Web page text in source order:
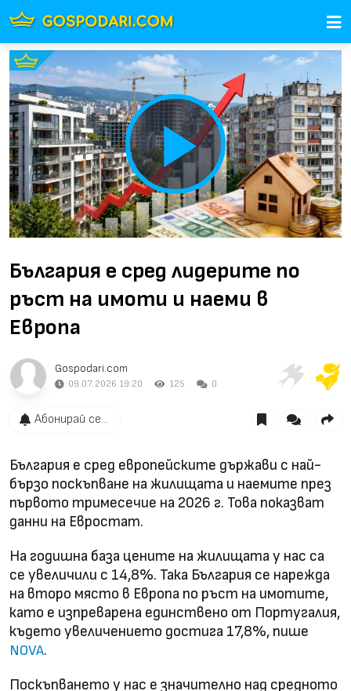
Play
Video
България е сред лидерите по
ръст на имоти и наеми в
Европа
Gospodari.com
09.07.2026 19:20 125 0
Абонирай се...
България е сред европейските държави с най-
бързо поскъпване на жилищата и наемите през
първото тримесечие на 2026 г. Това показват
данни на Евростат.
На годишна база цените на жилищата у нас са
се увеличили с 14,8%. Така България се нарежда
на второ място в Европа по ръст на имотите,
като е изпреварена единствено от Португалия,
където увеличението достига 17,8%, пише
NOVA.
Поскъпването у нас е значително над средното